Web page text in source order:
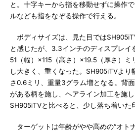
と。十字キーから指を移動せずに操作
ルなども指をなぞる操作で行える。
ボディサイズは、見た目では
と感じたが、3.3インチのディスプレイ
51（幅）×115（高さ）×19.5（厚さ）
し大きく、重くなった。SH905iTVより
さ0.6ミリ、重量3グラム増となる。背
がある柄を施し、ヘアライン加工を施
SH905iTVと比べると、少し落ち着いた
ターゲットは年齢がやや高めの“オト